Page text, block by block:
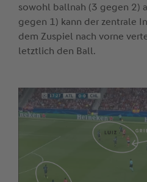
sowohl ballnah (3 gegen 2)
gegen 1) kann der zentrale
dem Zuspiel nach vorne
letztlich den Ball.